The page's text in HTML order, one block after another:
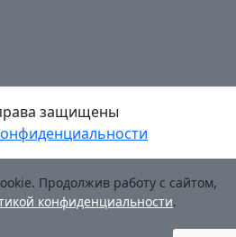
защищены
Продолжив работу с сайтом,
конфиденциальности.